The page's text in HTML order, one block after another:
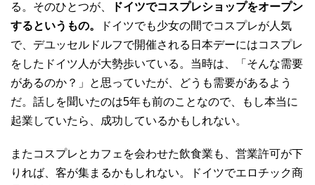
る。そのひとつが、
ドイツでコスプレショップをオープン
するというもの。
ドイツでも少女の間でコスプレが人気
で、デユッセルドルフで開催される日本デーにはコスプレ
をしたドイツ人が大勢歩いている。当時は、「そんな需要
があるのか？」と思っていたが、どうも需要があるよう
だ。話しを聞いたのは5年も前のことなので、もし本当に
起業していたら、成功しているかもしれない。
またコスプレとカフェを会わせた飲食業も、営業許可が下
りれば、客が集まるかもしれない。ドイツでエロチック商